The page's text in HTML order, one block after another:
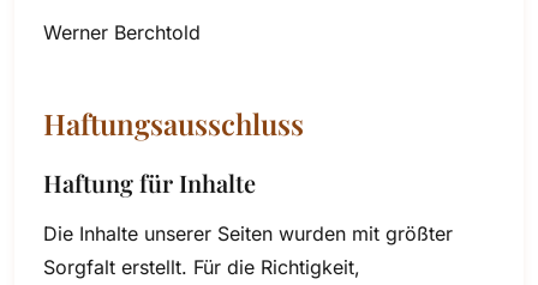
Werner Berchtold
Haftungsausschluss
Haftung für Inhalte
Die Inhalte unserer Seiten wurden mit größter
Sorgfalt erstellt. Für die Richtigkeit,